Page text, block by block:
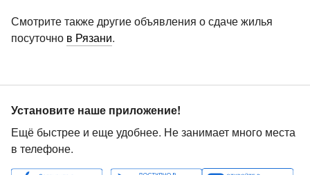
Смотрите также другие объявления о сдаче жилья
посуточно в Рязани.
Установите наше приложение!
Ещё быстрее и еще удобнее. Не занимает много места
в телефоне.